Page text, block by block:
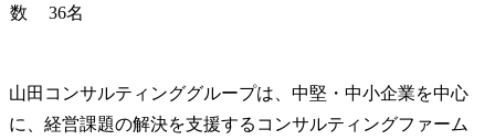
・その他顧
た基礎デー
(Excel)
数
36名
山田コンサルティンググループは、中堅・中小企業を中心
に、経営課題の解決を支援するコンサルティングファーム